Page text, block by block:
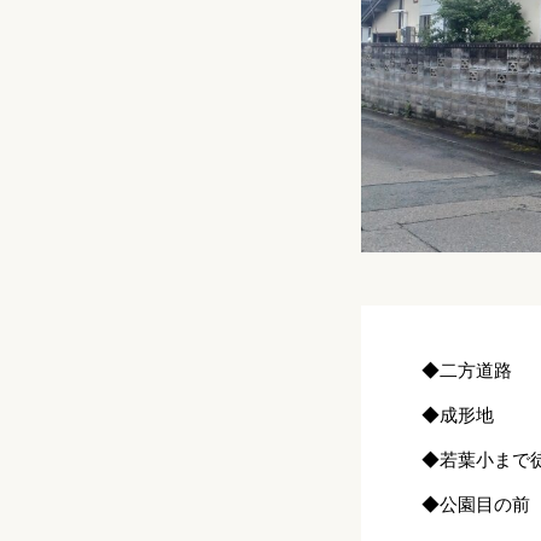
◆二方道路
◆成形地
◆若葉小まで
◆公園目の前